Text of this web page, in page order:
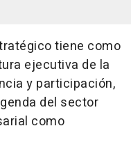
tiene como
ejecutiva de la
y participación,
del sector
como